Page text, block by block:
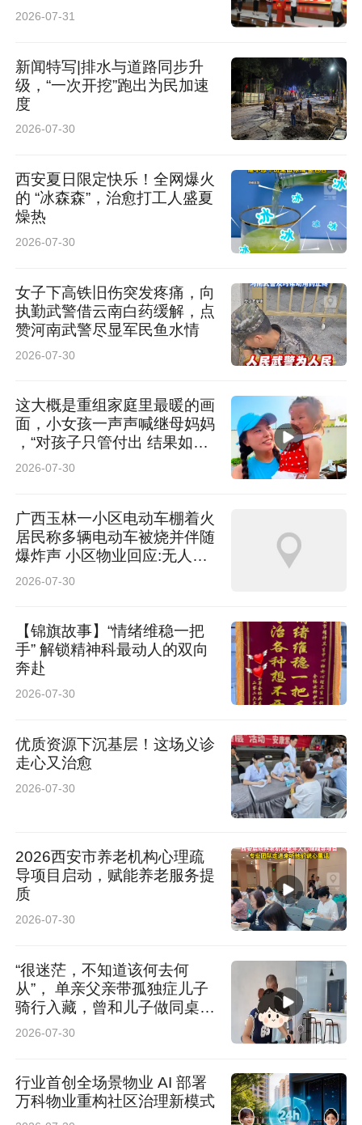
2026-07-31
新闻特写|排水与道路同步升
级，“一次开挖”跑出为民加速
度
2026-07-30
西安夏日限定快乐！全网爆火
的 “冰森森”，治愈打工人盛夏
燥热
2026-07-30
女子下高铁旧伤突发疼痛，向
执勤武警借云南白药缓解，点
赞河南武警尽显军民鱼水情
2026-07-30
这大概是重组家庭里最暖的画
面，小女孩一声声喊继母妈妈
，“对孩子只管付出 结果如何
看缘分”
2026-07-30
广西玉林一小区电动车棚着火
居民称多辆电动车被烧并伴随
爆炸声 小区物业回应:无人员
伤亡
2026-07-30
【锦旗故事】“情绪维稳一把
手” 解锁精神科最动人的双向
奔赴
2026-07-30
优质资源下沉基层！这场义诊
走心又治愈
2026-07-30
2026西安市养老机构心理疏
导项目启动，赋能养老服务提
质
2026-07-30
“很迷茫，不知道该何去何
从”， 单亲父亲带孤独症儿子
骑行入藏，曾和儿子做同桌陪
读
2026-07-30
行业首创全场景物业 AI 部署
万科物业重构社区治理新模式